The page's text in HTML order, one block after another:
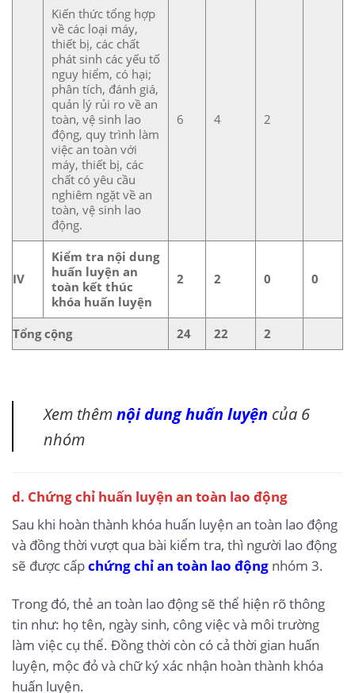
Kiến thức tổng hợp
về các loại máy,
thiết bị, các chất
phát sinh các yếu tố
nguy hiểm, có hại;
phân tích, đánh giá,
quản lý rủi ro về an
toàn, vệ sinh lao
động, quy trình làm
việc an toàn với
máy, thiết bị, các
chất có yêu cầu
nghiêm ngặt về an
toàn, vệ sinh lao
động.
6 4 2
IV
Kiểm tra nội dung
huấn luyện an
toàn kết thúc
khóa huấn luyện
2 2 0 0
Tổng cộng 24 22 2
Xem thêmnội dung huấn luyện của 6
nhóm
d. Chứng chỉ huấn luyện an toàn lao động
Sau khi hoàn thành khóa huấn luyện an toàn lao động
và đồng thời vượt qua bài kiểm tra, thì người lao động
sẽ được cấpchứng chỉ an toàn lao động nhóm 3.
Trong đó, thẻ an toàn lao động sẽ thể hiện rõ thông
tin như: họ tên, ngày sinh, công việc và môi trường
làm việc cụ thể. Đồng thời còn có cả thời gian huấn
luyện, mộc đỏ và chữ ký xác nhận hoàn thành khóa
huấn luyện.